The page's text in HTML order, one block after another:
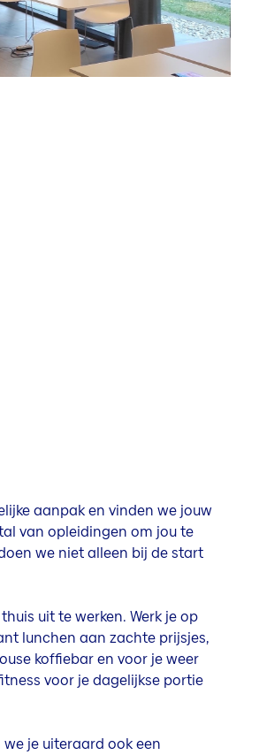
aanpak en vinden we jouw
van opleidingen om jou te
we niet alleen bij de start
uit te werken. Werk je op
lunchen aan zachte prijsjes,
koffiebar en voor je weer
voor je dagelijkse portie
je uiteraard ook een